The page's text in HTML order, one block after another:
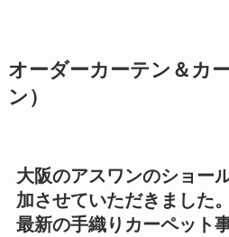
オーダーカーテン＆カ
ン）
大阪のアスワンのショー
加させていただきました。
最新の手織りカーペット